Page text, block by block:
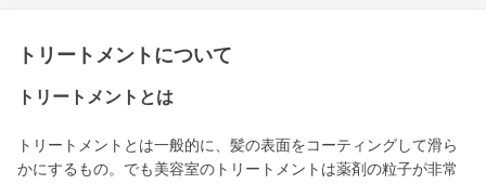
トリートメントについて
トリートメントとは
トリートメントとは一般的に、髪の表面をコーティングして滑ら
かにするもの。でも美容室のトリートメントは薬剤の粒子が非常